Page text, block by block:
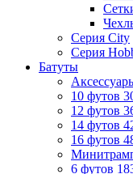
Серия City
Серия
Батуты
10 футов
12 футов
14 футов
16 футов
6 футов